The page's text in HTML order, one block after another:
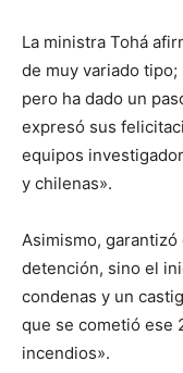
La ministra Tohá
de muy variado
pero ha dado un
expresó sus
equipos
y chilenas».
Asimismo, garantizó
detención, sino el
condenas y un
que se cometió ese
incendios».